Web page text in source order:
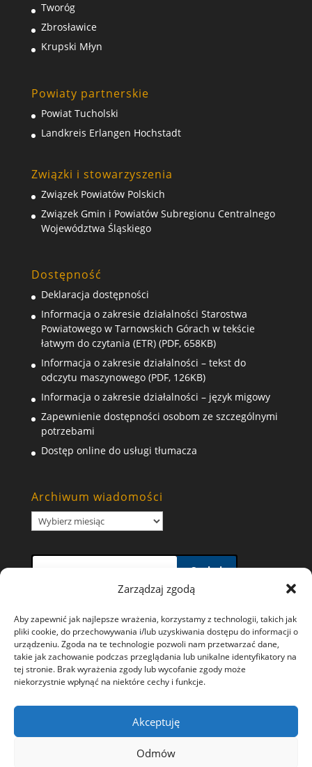
Zarządzaj zgodą
Aby zapewnić jak najlepsze wrażenia, korzystamy z technologii, takich jak
pliki cookie, do przechowywania i/lub uzyskiwania dostępu do informacji o
urządzeniu. Zgoda na te technologie pozwoli nam przetwarzać dane,
takie jak zachowanie podczas przeglądania lub unikalne identyfikatory na
tej stronie. Brak wyrażenia zgody lub wycofanie zgody może
niekorzystnie wpłynąć na niektóre cechy i funkcje.
Akceptuję
Odmów
Tworóg
Zbrosławice
Krupski Młyn
Powiaty partnerskie
Powiat Tucholski
Landkreis Erlangen Hochstadt
Związki i stowarzyszenia
Związek Powiatów Polskich
Związek Gmin i Powiatów Subregionu Centralnego
Województwa Śląskiego
Dostępność
Deklaracja dostępności
Informacja o zakresie działalności Starostwa
Powiatowego w Tarnowskich Górach w tekście
łatwym do czytania (ETR) (PDF, 658KB)
Informacja o zakresie działalności – tekst do
odczytu maszynowego (PDF, 126KB)
Informacja o zakresie działalności – język migowy
Zapewnienie dostępności osobom ze szczególnymi
potrzebami
Dostęp online do usługi tłumacza
Archiwum wiadomości
Archiwum
Szukaj
Polityka prywatności i wykorzystywania plików
Cookies
Ochrona danych osobowych
Polityka plików cookies (EU)